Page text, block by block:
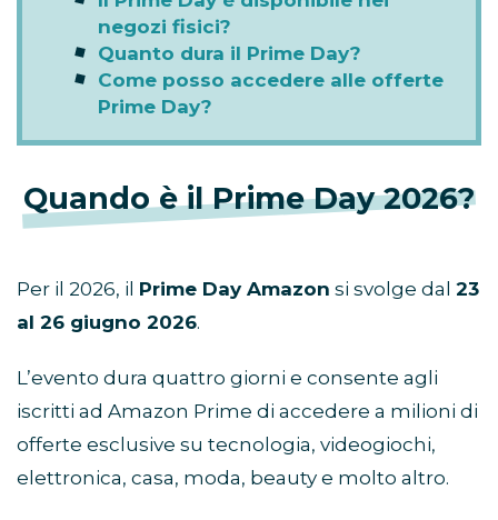
negozi fisici?
Quanto dura il Prime Day?
Come posso accedere alle offerte
Prime Day?
Quando è il Prime Day 2026?
Per il 2026, il Prime Day Amazon si svolge dal 23
al 26 giugno 2026.
L’evento dura quattro giorni e consente agli
iscritti ad Amazon Prime di accedere a milioni di
offerte esclusive su tecnologia, videogiochi,
elettronica, casa, moda, beauty e molto altro.